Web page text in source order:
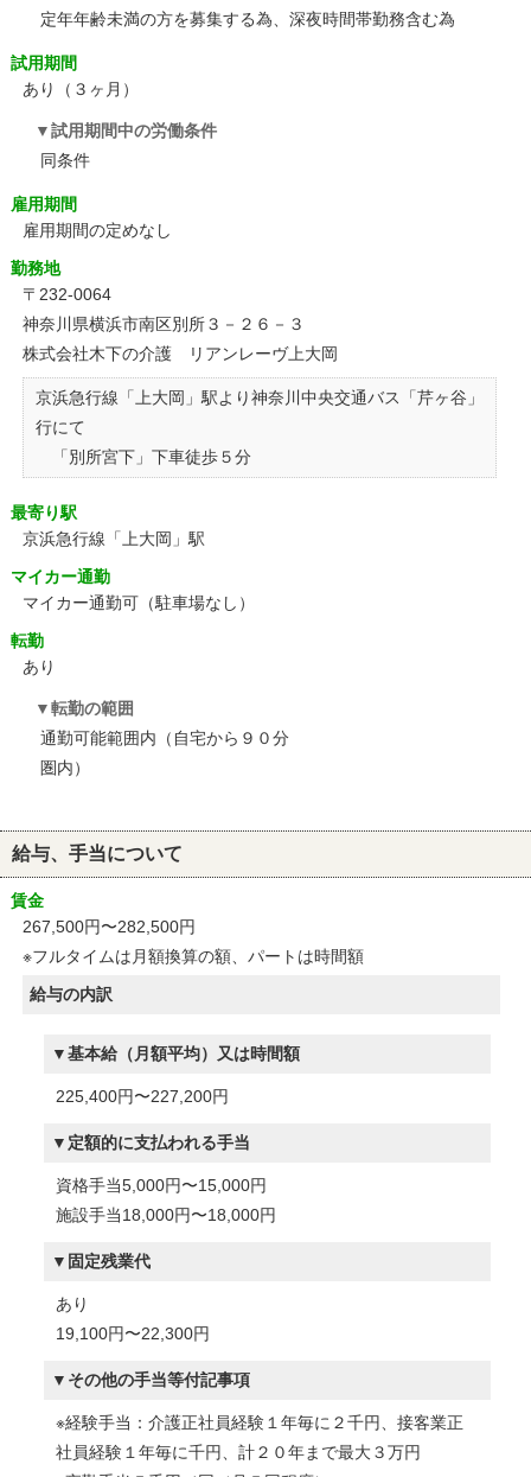
定年年齢未満の方を募集する為、深夜時間帯勤務含む為
試用期間
あり（３ヶ月）
試用期間中の労働条件
同条件
雇用期間
雇用期間の定めなし
勤務地
〒232-0064
神奈川県横浜市南区別所３－２６－３
株式会社木下の介護 リアンレーヴ上大岡
京浜急行線「上大岡」駅より神奈川中央交通バス「芹ヶ谷」
行にて
「別所宮下」下車徒歩５分
最寄り駅
京浜急行線「上大岡」駅
マイカー通勤
マイカー通勤可（駐車場なし）
転勤
あり
転勤の範囲
通勤可能範囲内（自宅から９０分
圏内）
給与、手当について
賃金
267,500円〜282,500円
※フルタイムは月額換算の額、パートは時間額
給与の内訳
基本給（月額平均）又は時間額
225,400円〜227,200円
定額的に支払われる手当
資格手当5,000円〜15,000円
施設手当18,000円〜18,000円
固定残業代
あり
19,100円〜22,300円
その他の手当等付記事項
※経験手当：介護正社員経験１年毎に２千円、接客業正
社員経験１年毎に千円、計２０年まで最大３万円